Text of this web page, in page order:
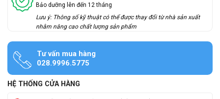
Bảo dưỡng lên đến 12 tháng
Lưu ý: Thông số kỹ thuật có thể được thay đổi từ nhà sản xuất
nhằm nâng cao chất lượng sản phẩm
Tư vấn mua hàng
028.9996.5775
HỆ THỐNG CỬA HÀNG